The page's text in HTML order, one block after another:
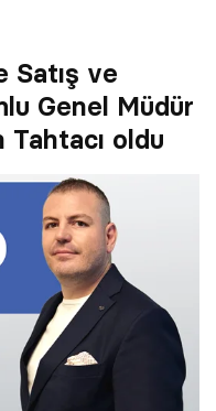
Satış ve
Genel Müdür
Tahtacı oldu